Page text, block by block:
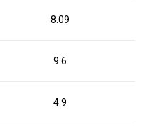
8.09
9.6
4.9